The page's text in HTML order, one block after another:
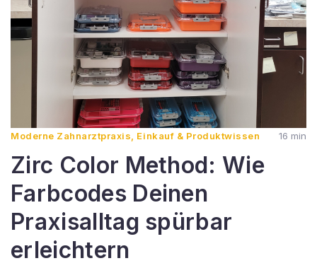
Moderne Zahnarztpraxis, Einkauf & Produktwissen 16 min
Zirc Color Method: Wie
Farbcodes Deinen
Praxisalltag spürbar
erleichtern